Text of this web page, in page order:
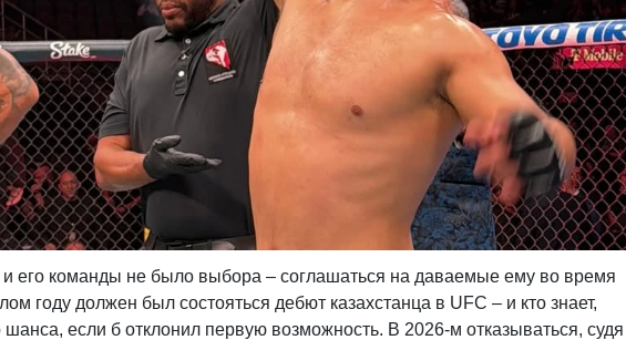
его команды не было выбора – соглашаться на даваемые ему во время
году должен был состояться дебют казахстанца в UFC – и кто знает,
если б отклонил первую возможность. В 2026-м отказываться, судя